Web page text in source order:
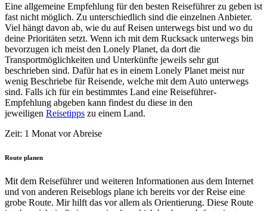
Eine allgemeine Empfehlung für den besten Reiseführer zu geben ist
fast nicht möglich. Zu unterschiedlich sind die einzelnen Anbieter.
Viel hängt davon ab, wie du auf Reisen unterwegs bist und wo du
deine Prioritäten setzt. Wenn ich mit dem Rucksack unterwegs bin
bevorzugen ich meist den Lonely Planet, da dort die
Transportmöglichkeiten und Unterkünfte jeweils sehr gut
beschrieben sind. Dafür hat es in einem Lonely Planet meist nur
wenig Beschriebe für Reisende, welche mit dem Auto unterwegs
sind. Falls ich für ein bestimmtes Land eine Reiseführer-
Empfehlung abgeben kann findest du diese in den
jeweiligen Reisetipps zu einem Land.
Zeit: 1 Monat vor Abreise
Route planen
Mit dem Reiseführer und weiteren Informationen aus dem Internet
und von anderen Reiseblogs plane ich bereits vor der Reise eine
grobe Route. Mir hilft das vor allem als Orientierung. Diese Route